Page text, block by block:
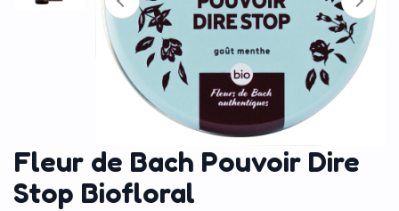
Fleur de Bach Pouvoir Dire
Stop Biofloral